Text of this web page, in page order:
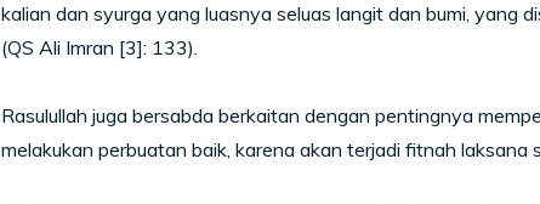
kalian dan syurga yang luasnya seluas langit dan bumi, yang
(QS Ali Imran [3]: 133).
Rasulullah juga bersabda berkaitan dengan pentingnya
melakukan perbuatan baik, karena akan terjadi fitnah laksana